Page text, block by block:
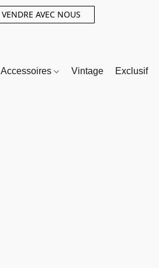
VENDRE AVEC NOUS
Accessoires Vintage Exclusif